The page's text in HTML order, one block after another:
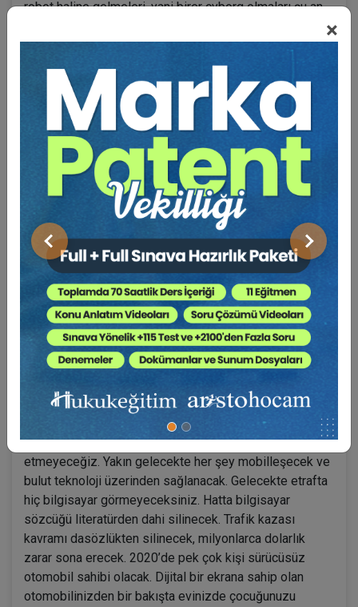
×
Önceki Sonraki
robot haline gelmeleri, yani birer cyborg olmaları şu an
görülüyor. Ancak yaşadığımız teknolojik gelişmeler,
insanoğlunun bu soruna bir an önce cevap bulması
gerektiğini ortaya koyuyor. Teknoloji geliştikçe insan ve
makinenin daha da yakın karışımları şekillenir. Karnımız
acıkır, Yelp iyi restoranlar önerir ve içlerinden birini
seçeriz, GPS yolu tarif eder, otomobili sürerken
otomobilin elektroniği düşük seviyede kontrol uygular,
tüm bunlar daha şimdiden hepimizin cyborg olduğunu
gösterebilir
Dünyanın en zeki insanlarından biri kabul edilen Dr.
Michio Kaku’nun 300’den fazla bilim adamıyla
konuşarak öngörüde bulunduğu fütüristik tahminleri
oldukça dikkat çekici olduğu için esas konuya
dönmeden önce bizi bekleyen geleceği Dr. Kaku’dan
öğrenebiliriz: “Önümüzdeki 100 yıla iletişim
teknolojileriyle beraber biyoteknoloji, nanoteknoloji ve
yapay zekâ damgasını vuracak. 2020’li yıllarda maliyeti
bu da bilgisayarlar ve internetin görünmez olmasını
sağlayacak. Bugün nasıl elektriğin varlığını
sorgulamıyorsak yakında bilgisayarların varlığını da fark
etmeyeceğiz. Yakın gelecekte her şey mobilleşecek ve
bulut teknoloji üzerinden sağlanacak. Gelecekte etrafta
hiç bilgisayar görmeyeceksiniz. Hatta bilgisayar
sözcüğü literatürden dahi silinecek. Trafik kazası
kavramı dasözlükten silinecek, milyonlarca dolarlık
zarar sona erecek. 2020’de pek çok kişi sürücüsüz
otomobil sahibi olacak. Dijital bir ekrana sahip olan
otomobilinizden bir bakışta evinizde çocuğunuzu